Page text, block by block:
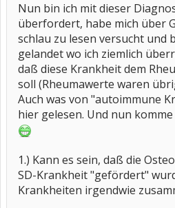
Nun bin ich mit dieser
überfordert, habe mich über
schlau zu lesen versucht und
gelandet wo ich ziemlich
daß diese Krankheit dem
soll (Rheumawerte waren
Auch was von "autoimmune
hier gelesen. Und nun
1.) Kann es sein, daß die
SD-Krankheit "gefördert"
Krankheiten irgendwie